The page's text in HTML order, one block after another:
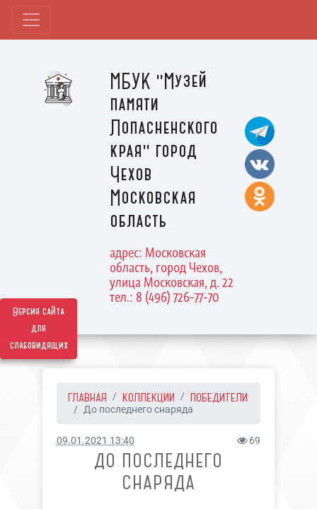
Версия сайта
для
слабовидящих
МБУК "Музей
памяти
Лопасненского
края" город
Чехов
Московская
область
адрес: Московская
область, город Чехов,
улица Московская, д. 22
тел.: 8 (496) 726-77-70
ГЛАВНАЯ КОЛЛЕКЦИИ ПОБЕДИТЕЛИ
До последнего снаряда
09.01.2021 13:40 69
ДО ПОСЛЕДНЕГО
СНАРЯДА